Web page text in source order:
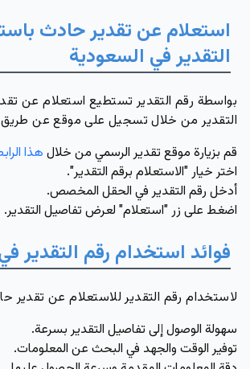
استعلام عن تقدير حادث
التقدير في السعودية
بواسطة رقم التقدير تستطيع استعلام عن
التقدير من خلال تسجيل على موقع عن طريق
قم بزيارة موقع تقدير الرسمي من خلال هذا
اختر خيار "الاستعلام برقم التقدير".
أدخل رقم التقدير في الحقل المخصص.
اضغط على زر "استعلام" لعرض تفاصيل التقدير.
فوائد استخدام رقم التقدير
لاستخدام رقم التقدير للاستعلام عن تقدير
سهولة الوصول إلى تفاصيل التقدير بسرعة.
توفير الوقت والجهد في البحث عن المعلومات.